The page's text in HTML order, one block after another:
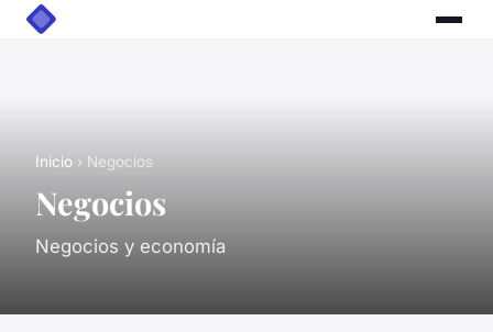
Inicio › Negocios
Negocios
Negocios y economía